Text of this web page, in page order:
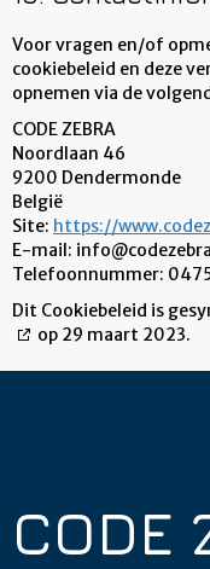
Voor vragen en/of
cookiebeleid en deze
opnemen via de
CODE ZEBRA
Noordlaan 46
9200 Dendermonde
België
Site: https://
E-mail: info@
Telefoonnummer:
Dit Cookiebeleid is
op 29 maart 2023.
CODE